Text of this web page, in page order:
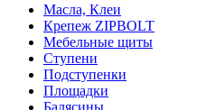
Масла, Клеи
Крепеж ZIPBOLT
Мебельные щиты
Ступени
Подступенки
Площадки
Балясины